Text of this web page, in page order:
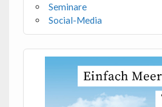
Seminare
Social-Media